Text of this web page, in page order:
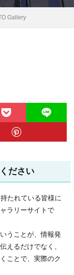
Gallery
ださい
たれている皆様に
ラリーサイトで
うことが、情報発
えるだけでなく、
ことで、実際のク